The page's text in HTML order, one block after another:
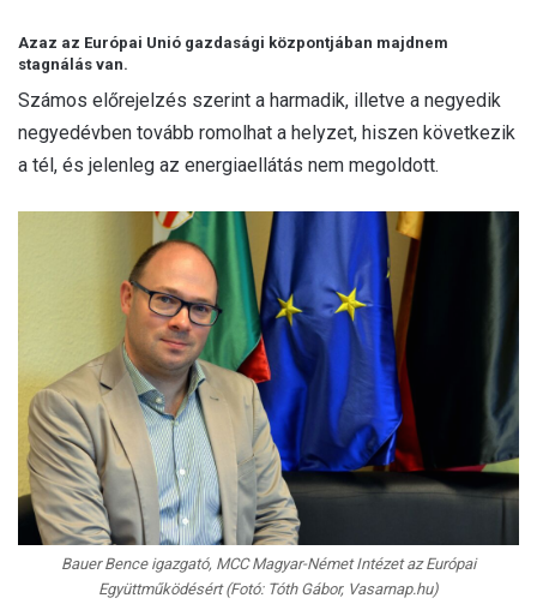
Azaz az Európai Unió gazdasági központjában majdnem
stagnálás van.
Számos előrejelzés szerint a harmadik, illetve a negyedik
negyedévben tovább romolhat a helyzet, hiszen következik
a tél, és jelenleg az energiaellátás nem megoldott.
Bauer Bence igazgató, MCC Magyar-Német Intézet az Európai
Együttműködésért (Fotó: Tóth Gábor, Vasarnap.hu)